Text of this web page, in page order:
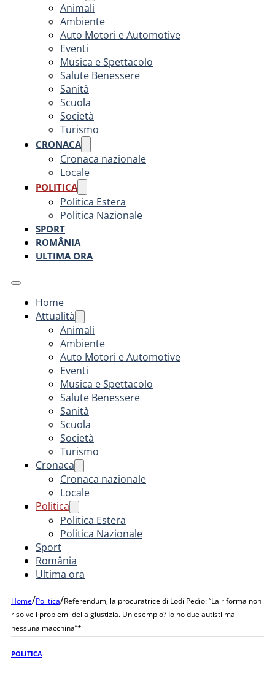
Animali
Ambiente
Auto Motori e Automotive
Eventi
Musica e Spettacolo
Salute Benessere
Sanità
Scuola
Società
Turismo
CRONACA
Cronaca nazionale
Locale
POLITICA
Politica Estera
Politica Nazionale
SPORT
ROMÂNIA
ULTIMA ORA
Home
Attualità
Animali
Ambiente
Auto Motori e Automotive
Eventi
Musica e Spettacolo
Salute Benessere
Sanità
Scuola
Società
Turismo
Cronaca
Cronaca nazionale
Locale
Politica
Politica Estera
Politica Nazionale
Sport
România
Ultima ora
Home/Politica/Referendum, la procuratrice di Lodi Pedio: “La riforma non
risolve i problemi della giustizia. Un esempio? Io ho due autisti ma
nessuna macchina”*
POLITICA